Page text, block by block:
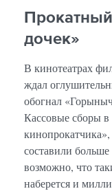
дочек»
В кинотеатрах
ждал
обогнал
Кассовые сборы
кинопрокатчика»,
составили
возможно, что
наберется и